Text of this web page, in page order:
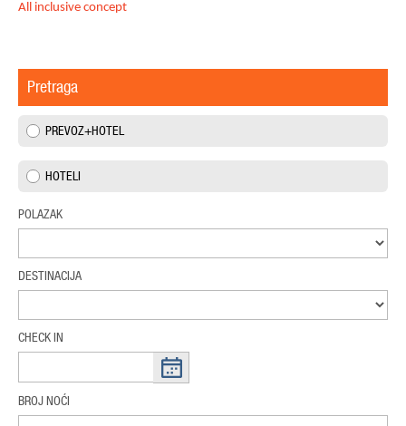
All inclusive concept
Pretraga
PREVOZ+HOTEL
HOTELI
POLAZAK
DESTINACIJA
CHECK IN
BROJ NOĆI